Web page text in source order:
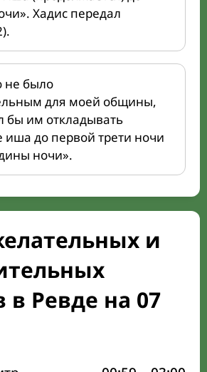
Хадис передал
не было
для моей общины,
бы им откладывать
иша до первой трети ночи
ночи».
и
в Ревде на 07